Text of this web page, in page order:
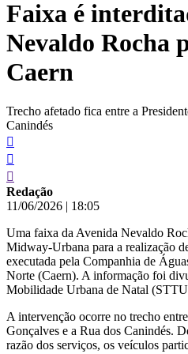
conteúdo
Faixa é
Nevaldo Rocha
Caern
Trecho afetado fica entre a
Canindés
Redação
11/06/2026 | 18:05
Uma faixa da Avenida Nevaldo
Midway-Urbana para a realização
executada pela Companhia de
Norte (Caern). A informação foi
Mobilidade Urbana de Natal
A intervenção ocorre no trecho
Gonçalves e a Rua dos Canindés.
razão dos serviços, os veículos